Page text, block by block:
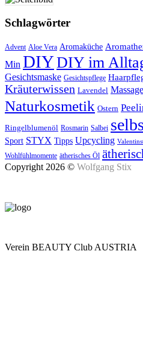
Schlagwörter
Advent Aloe Vera Aromaküche
Min DIYDIY im
Gesichtsmaske Gesichtspflege
Kräuterwissen Lavendel Massage
Naturkosmetik Ostern
Ringelblumenöl Rosmarin Salbei
Sport STYX Tipps Upcycling
Wohlfühlmomente ätherisches Öl
Copyright 2026 © Wolfgang Stix
Verein BEAUTY Club AUSTRIA